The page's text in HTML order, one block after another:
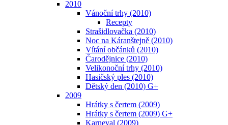
2010
Vánoční trhy (2010)
Recepty
Strašidlovačka (2010)
Noc na Káranštejně (2010)
Vítání občánků (2010)
Čarodějnice (2010)
Velikonoční trhy (2010)
Hasičský ples (2010)
Dětský den (2010) G+
2009
Hrátky s čertem (2009)
Hrátky s čertem (2009) G+
Karneval (2009)